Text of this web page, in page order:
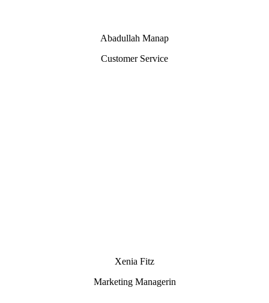
Abadullah Manap
Customer Service
Xenia Fitz
Marketing Managerin